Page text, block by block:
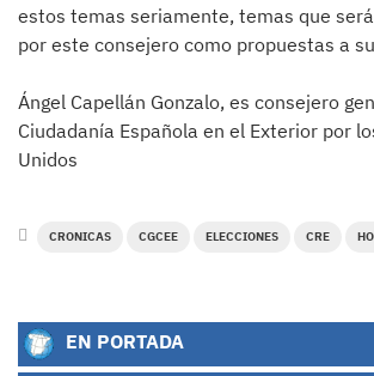
estos temas seriamente, temas que
por este consejero como propuestas a
Ángel Capellán Gonzalo, es consejero
Ciudadanía Española en el Exterior por
Unidos
CRONICAS CGCEE ELECCIONES CRE
EN PORTADA